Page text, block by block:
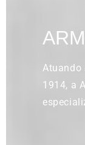
Atuando
1914, a